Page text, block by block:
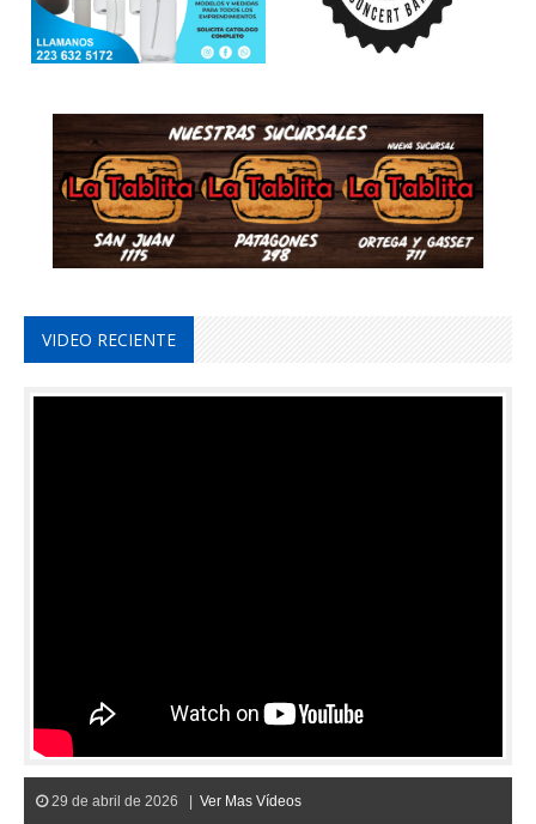
VIDEO RECIENTE
29 de abril de 2026 | Ver Mas Vídeos